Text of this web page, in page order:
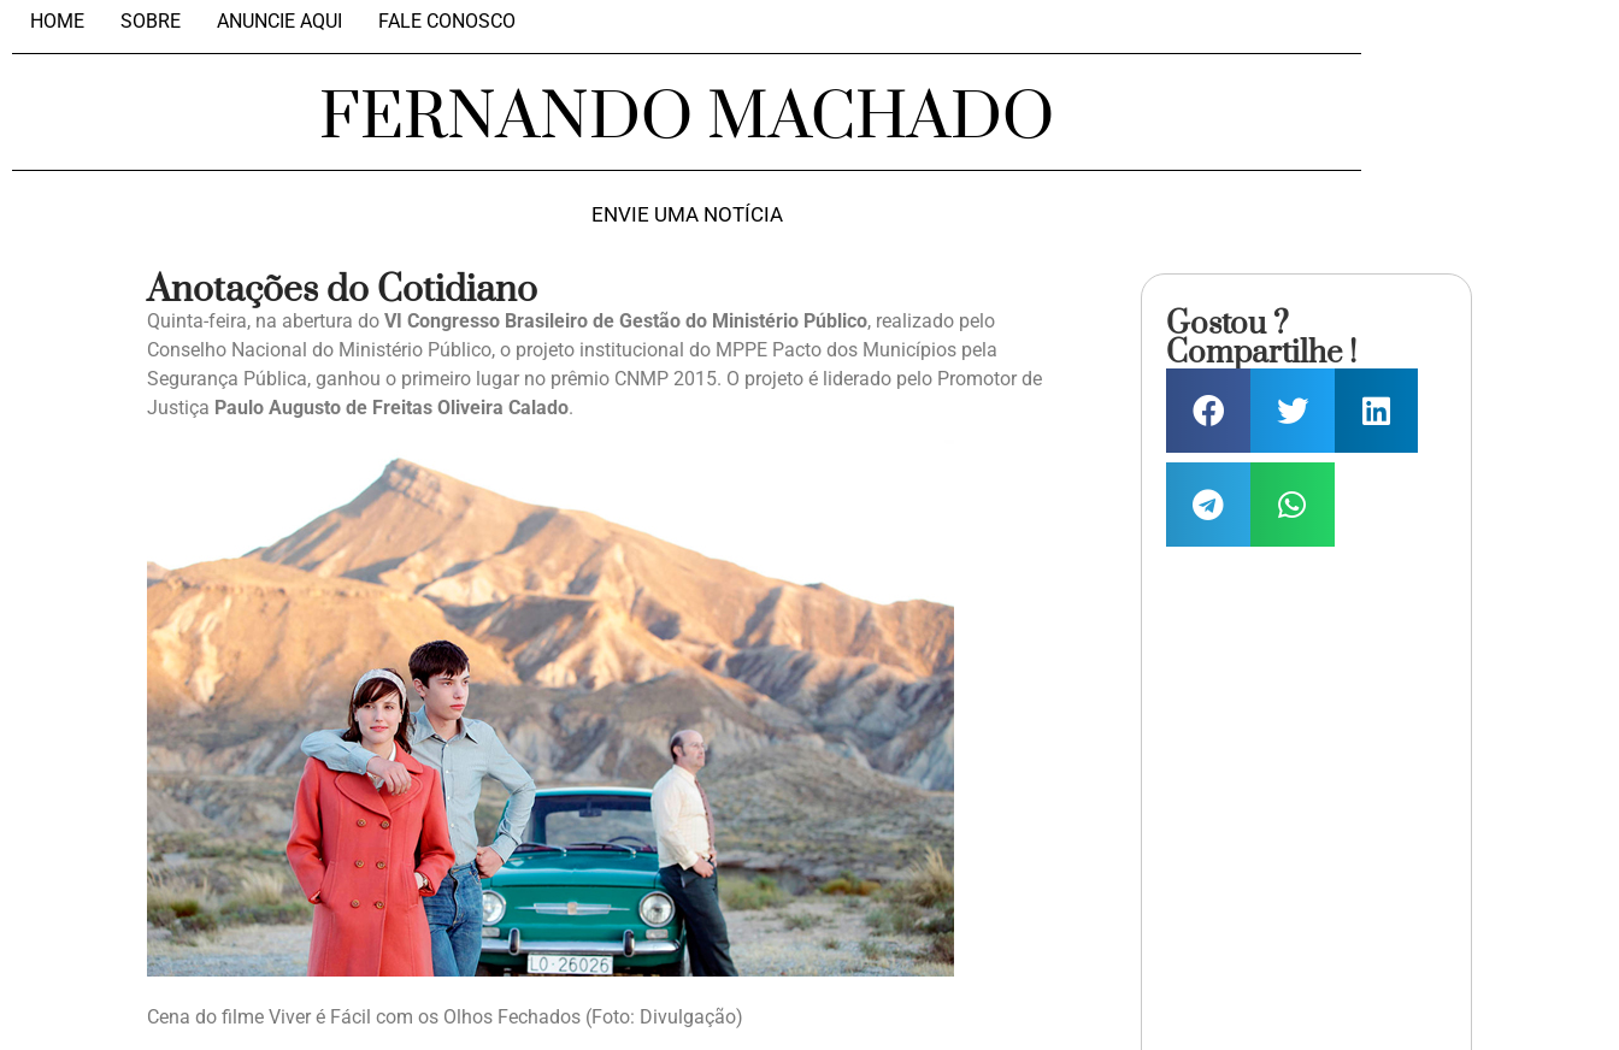
HOME SOBRE ANUNCIE AQUI FALE CONOSCO
FERNANDO MACHADO
ENVIE UMA NOTÍCIA
Anotações do Cotidiano
Quinta-feira, na abertura do VI Congresso Brasileiro de Gestão do Ministério Público, realizado pelo
Conselho Nacional do Ministério Público, o projeto institucional do MPPE Pacto dos Municípios pela
Segurança Pública, ganhou o primeiro lugar no prêmio CNMP 2015. O projeto é liderado pelo Promotor de
Justiça Paulo Augusto de Freitas Oliveira Calado.
Cena do filme Viver é Fácil com os Olhos Fechados (Foto: Divulgação)
Gostou ?
Compartilhe !